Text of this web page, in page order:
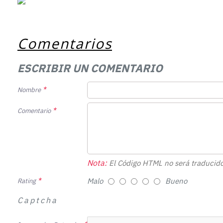
Comentarios
ESCRIBIR UN COMENTARIO
Nombre
Comentario
Nota:El Código HTML no será
Rating Malo Bueno
Captcha